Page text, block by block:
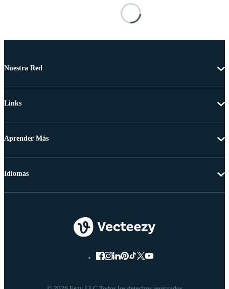
Nuestra Red
Links
Aprender Más
Idiomas